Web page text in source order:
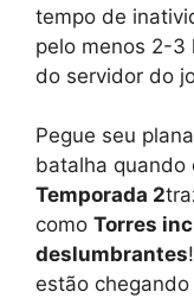
tempo de
pelo menos 2-3
do servidor do
Pegue seu
batalha quando
Temporada 2
como Torres
deslumbrantes
estão